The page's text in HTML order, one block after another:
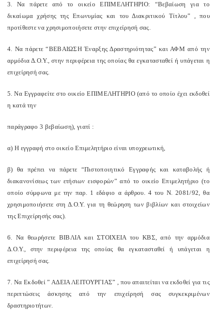
3. Να πάρετε από το οικείο ΕΠΙΜΕΛΗΤΗΡΙΟ: “Βεβαίωση για το
δικαίωμα χρήσης τηςΕπωνυμίας και του Διακριτικού Τίτλου” , που
προτίθεστε να χρησιμοποιήσετε στην επιχείρησή σας.
4. Να πάρετε “ΒΕΒΑΙΩΣΗ Έναρξης Δραστηριότητας” και ΑΦΜ από την
αρμόδια Δ.Ο.Υ., στην περιφέρεια της οποίας θα εγκατασταθεί ή υπάγεται η
επιχείρησή σας.
5. Να Εγγραφείτε στο οικείο ΕΠΙΜΕΛΗΤΗΡΙΟ (από το οποίο έχει εκδοθεί
η κατά την
παράγραφο 3 βεβαίωση), γιατί :
α) Η εγγραφή στο οικείο Επιμελητήριο είναι υποχρεωτική,
β) θα πρέπει να πάρετε “Πιστοποιητικό Εγγραφής και καταβολής ή
διακανονίσεως των ετήσιων εισφορών” από το οικείο Επιμελητήριο (το
οποίο σύμφωνα με την παρ. 1 εδάφιο α άρθρου. 4 του Ν. 2081/92, θα
χρησιμοποιήσετε στη Δ.Ο.Υ. για τη θεώρηση των βιβλίων και στοιχείων
της Επιχείρησής σας).
6. Να θεωρήσετε ΒΙΒΛΙΑ και ΣΤΟΙΧΕΙΑ του ΚΒΣ, από την αρμόδια
Δ.Ο.Υ., στην περιφέρεια της οποίας θα εγκατασταθεί ή υπάγεται η
επιχείρησή σας.
7. Να Εκδοθεί ” ΑΔΕΙΑ ΛΕΙΤΟΥΡΓΙΑΣ” , που απαιτείται να εκδοθεί για τις
περιπτώσεις άσκησης από την επιχείρησή σας συγκεκριμένων
δραστηριοτήτων.